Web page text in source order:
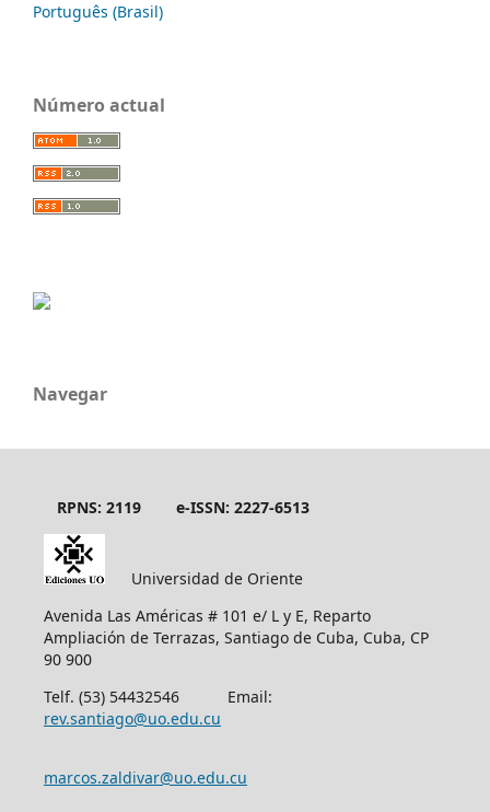
Português (Brasil)
Número actual
Navegar
RPNS: 2119 e-ISSN: 2227-6513
Universidad de Oriente
Avenida Las Américas # 101 e/ L y E, Reparto
Ampliación de Terrazas, Santiago de Cuba, Cuba, CP
90 900
Telf. (53) 54432546 Email:
rev.santiago@uo.edu.cu
marcos.zaldivar@uo.edu.cu